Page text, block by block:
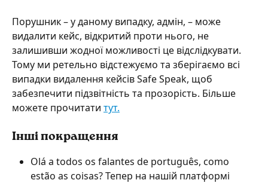
Порушник – у даному випадку, адмін, – може
видалити кейс, відкритий проти нього, не
залишивши жодної можливості це відслідкувати.
Тому ми ретельно відстежуємо та зберігаємо всі
випадки видалення кейсів Safe Speak, щоб
забезпечити підзвітність та прозорість. Більше
можете прочитати тут.
Інші покращення
Olá a todos os falantes de português, como
estão as coisas? Тепер на нашій платформі